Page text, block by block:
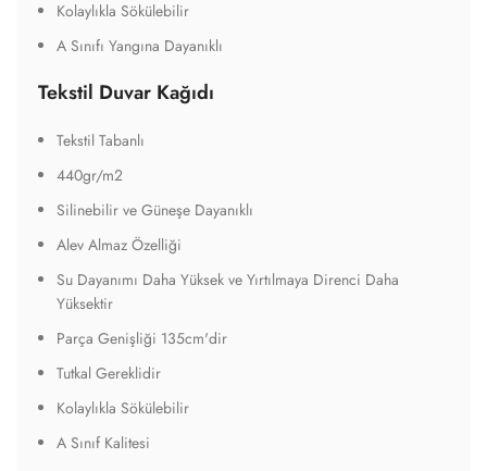
Kolaylıkla Sökülebilir
A Sınıfı Yangına Dayanıklı
Tekstil Duvar Kağıdı
Tekstil Tabanlı
440gr/m2
Silinebilir ve Güneşe Dayanıklı
Alev Almaz Özelliği
Su Dayanımı Daha Yüksek ve Yırtılmaya Direnci Daha
Yüksektir
Parça Genişliği 135cm'dir
Tutkal Gereklidir
Kolaylıkla Sökülebilir
A Sınıf Kalitesi